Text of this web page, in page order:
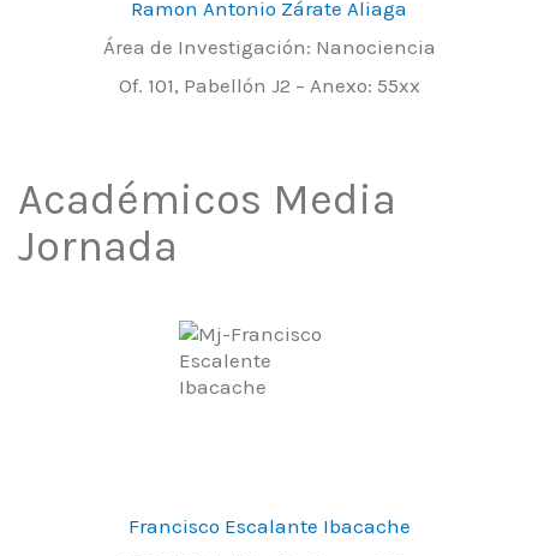
Ramon Antonio Zárate Aliaga
Área de Investigación: Nanociencia
Of. 101, Pabellón J2 – Anexo: 55xx
Académicos Media
Jornada
Francisco Escalante Ibacache